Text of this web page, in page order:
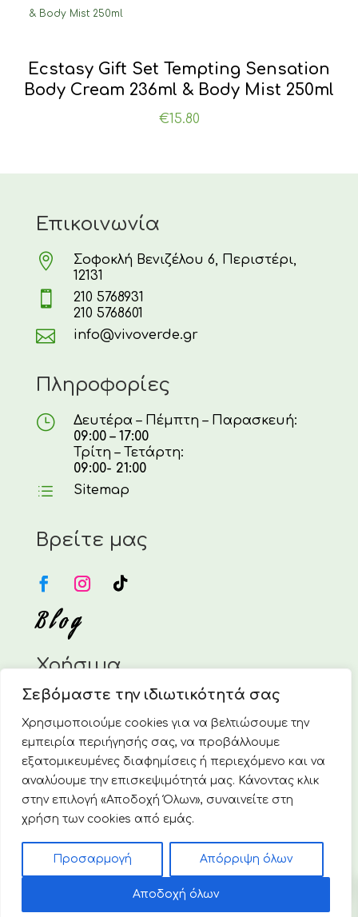
Σεβόμαστε την ιδιωτικότητά σας
Χρησιμοποιούμε cookies για να βελτιώσουμε την
εμπειρία περιήγησής σας, να προβάλλουμε
εξατομικευμένες διαφημίσεις ή περιεχόμενο και να
αναλύουμε την επισκεψιμότητά μας. Κάνοντας κλικ
στην επιλογή «Αποδοχή Όλων», συναινείτε στη
χρήση των cookies από εμάς.
Προσαρμογή Απόρριψη όλων
Αποδοχή όλων
Ecstasy Gift Set Tempting Sensation
Body Cream 236ml & Body Mist 250ml
€15.80
Επικοινωνία

Σοφοκλή Βενιζέλου 6, Περιστέρι,
12131

210 5768931
210 5768601
 info@vivoverde.gr
Πληροφορίες
}
Δευτέρα – Πέμπτη – Παρασκευή:
09:00 – 17:00
Τρίτη – Τετάρτη:
09:00- 21:00
d Sitemap
Βρείτε μας
Blog
Χρήσιμα
Η Εταιρεία
Επικοινωνία
Τρόποι Πληρωμής
Τρόποι Αποστολής
Πολιτική Επιστροφών & Ακυρώσεων
Πολιτική απορρήτου & Cookies
την επιφύλαξη κάθε νόμιμου δικαιώματος.